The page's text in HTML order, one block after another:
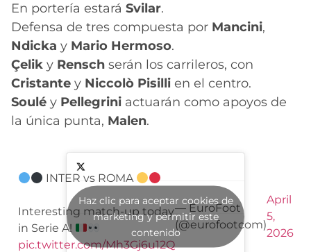
En portería estará Svilar.
Defensa de tres compuesta por Mancini,
Ndicka y Mario Hermoso.
Çelik y Rensch serán los carrileros, con
Cristante y Niccolò Pisilli en el centro.
Soulé y Pellegrini actuarán como apoyos de
la única punta, Malen.
INTER vs ROMA
Interesting match-up today
in Serie A!
pic.twitter.com/Mh3Gj6u12Q
— EuroFoot
(@eurofootcom)
April
5,
2026
Haz clic para aceptar cookies de
marketing y permitir este
contenido